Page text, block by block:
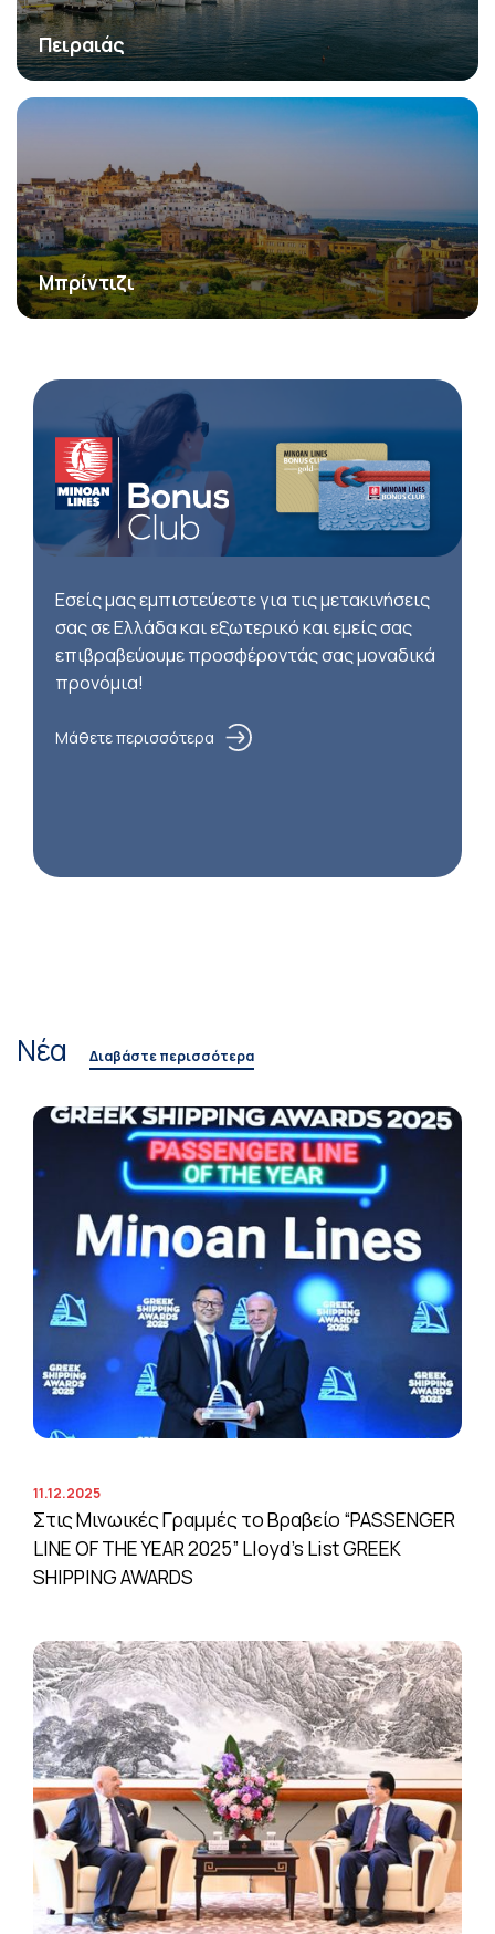
Πειραιάς
Μπρίντιζι
Εσείς μας εμπιστεύεστε για τις μετακινήσεις
σας σε Ελλάδα και εξωτερικό και εμείς σας
επιβραβεύουμε προσφέροντάς σας μοναδικά
προνόμια!
Μάθετε περισσότερα
Νέα Διαβάστε περισσότερα
11.12.2025
Στις Μινωικές Γραμμές το Βραβείο “PASSENGER
LINE OF THE YEAR 2025” Lloyd’s List GREEK
SHIPPING AWARDS